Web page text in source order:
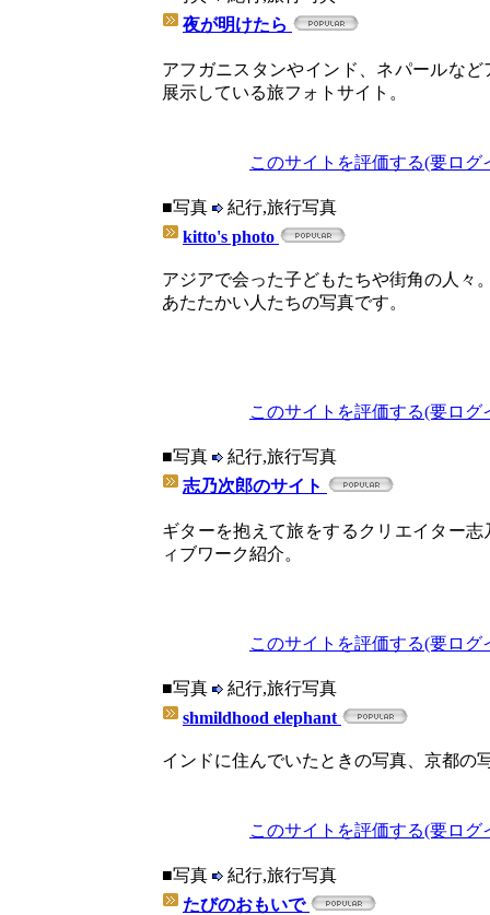
夜が明けたら
アフガニスタンやインド、ネパールな
展示している旅フォトサイト。
このサイトを評価する(要ログ
■写真
紀行,旅行写真
kitto's photo
アジアで会った子どもたちや街角の人々
あたたかい人たちの写真です。
このサイトを評価する(要ログ
■写真
紀行,旅行写真
志乃次郎のサイト
ギターを抱えて旅をするクリエイター
ィブワーク紹介。
このサイトを評価する(要ログ
■写真
紀行,旅行写真
shmildhood elephant
インドに住んでいたときの写真、京都の
このサイトを評価する(要ログ
■写真
紀行,旅行写真
たびのおもいで